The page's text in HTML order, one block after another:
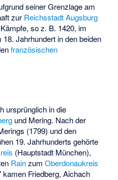
seiner Grenzlage am
zur Reichsstadt Augsburg
so z. B. 1420, im
18. Jahrhundert in den beiden
französischen
ursprünglich in die
und Mering. Nach der
(1799) und den
19. Jahrhunderts gehörte
(Hauptstadt München),
RainzumOberdonaukreis
Friedberg, Aichach